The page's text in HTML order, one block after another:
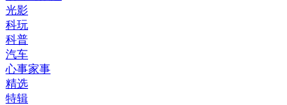
光影
科玩
科普
汽车
心事家事
精选
特辑